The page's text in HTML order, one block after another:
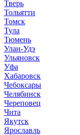
Тверь
Тольятти
Томск
Тула
Тюмень
Улан-Удэ
Ульяновск
Уфа
Хабаровск
Чебоксары
Челябинск
Череповец
Чита
Якутск
Ярославль